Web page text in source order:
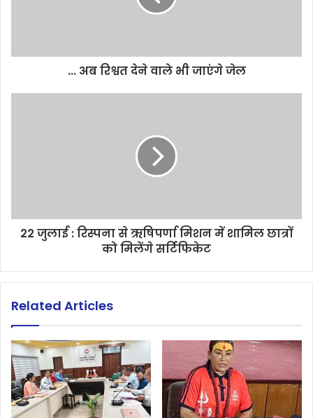
... अब रिश्वत देने वाले भी जाएंगे जेल
22 जुलाई : रिस्पना से ऋषिपर्णा मिशन में शामिल छात्रों
को मिलेंगे सर्टिफिकेट
Related Articles